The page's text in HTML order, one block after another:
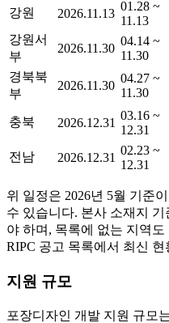
강원 2026.11.13
01.28 ~
11.13
강원서
부
2026.11.30
04.14 ~
11.30
경북북
부
2026.11.30
04.27 ~
11.30
충북 2026.12.31
03.16 ~
12.31
전남
2026.12.31
02.23 ~
12.31
위 일정은 2026년 5월 기준
수 있습니다. 본사 소재지
야 하며, 목록에 없는 지역
RIPC 공고 목록에서 최신
지원 규모
포장디자인 개발 지원 규모